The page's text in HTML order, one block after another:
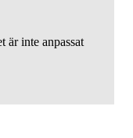
är inte anpassat